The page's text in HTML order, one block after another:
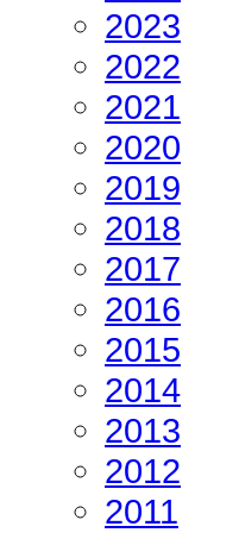
2023
2022
2021
2020
2019
2018
2017
2016
2015
2014
2013
2012
2011